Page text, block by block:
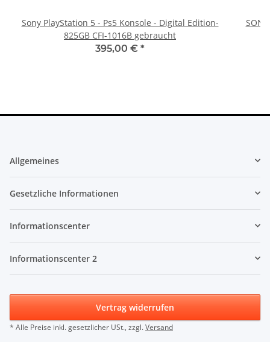
Sony PlayStation 5 - Ps5 Konsole - Digital Edition-
825GB CFI-1016B gebraucht
395,00 € *
Allgemeines
Gesetzliche Informationen
Informationscenter
Informationscenter 2
Vertrag widerrufen
* Alle Preise inkl. gesetzlicher USt., zzgl.Versand